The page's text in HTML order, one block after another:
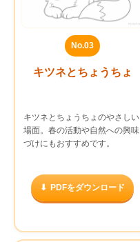
No.03
キツネとちょうちょ
キツネとちょうちょのやさしい
場面。春の活動や自然への興味
づけにもおすすめです。
PDFをダウンロード